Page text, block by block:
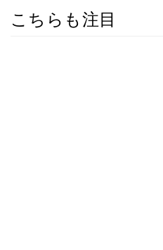
こちらも注目